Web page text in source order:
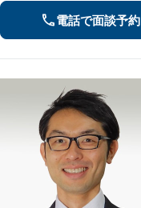
電話で面談予約